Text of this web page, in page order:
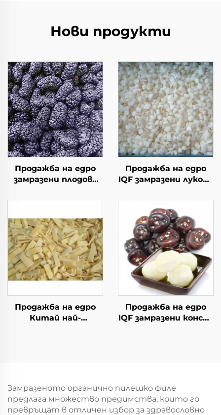
Нови продукти
Продажба на едро
замразени плодове
реколта замразени
10 кг IQF черен шип
Продажба на едро
IQF замразени лукови
замразен зеленчук
цена
Продажба на едро
Китай най-
Продажба на едро
IQF замразени конски
Замразеното органично пилешко филе
предлага множество предимства, които го
превръщат в отличен избор за здравословно